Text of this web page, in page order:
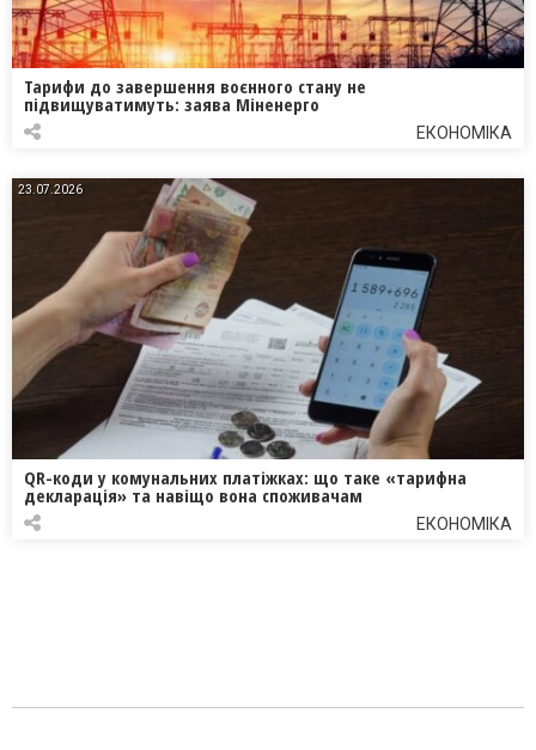
Тарифи до завершення воєнного стану не
підвищуватимуть: заява Міненерго
ЕКОНОМІКА
23.07.2026
QR-коди у комунальних платіжках: що таке «тарифна
декларація» та навіщо вона споживачам
ЕКОНОМІКА